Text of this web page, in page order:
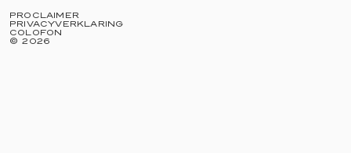
PROCLAIMER
PRIVACYVERKLARING
COLOFON
©2026